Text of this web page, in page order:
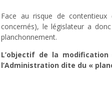
Face au risque de
concernés), le législateur a
planchonnement.
L’objectif de la
l’Administration dite du «